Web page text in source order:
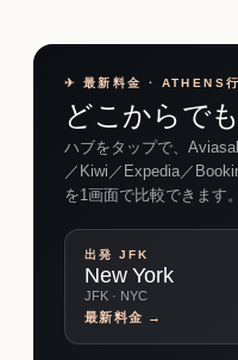
✈︎ 最新料金 · ATHENS行
どこからで
ハブをタップで、
／Kiwi／Expedia／
を1画面で比較できます。
出発 JFK
New York
JFK · NYC
最新料金 →